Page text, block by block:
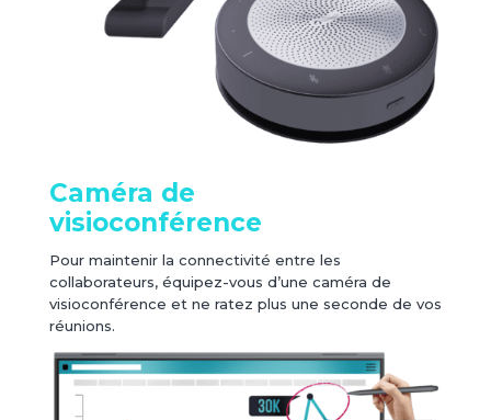
Caméra de
visioconférence
Pour maintenir la connectivité entre les
collaborateurs, équipez-vous d’une caméra de
visioconférence et ne ratez plus une seconde de vos
réunions.